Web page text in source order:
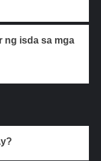
ng isda sa mga